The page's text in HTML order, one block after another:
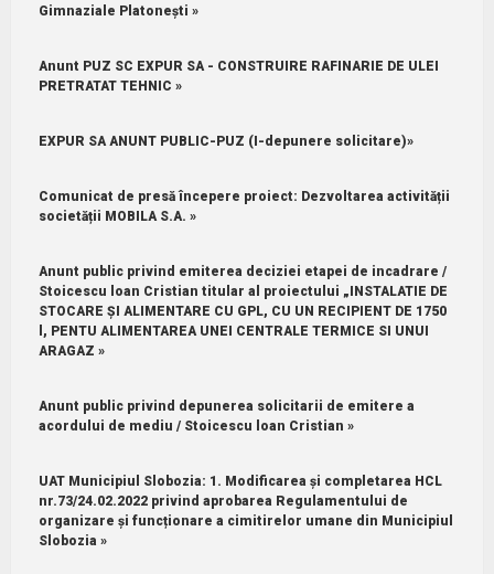
Gimnaziale Platonești »
Anunt PUZ SC EXPUR SA - CONSTRUIRE RAFINARIE DE ULEI
PRETRATAT TEHNIC »
EXPUR SA ANUNT PUBLIC-PUZ (I-depunere solicitare)»
Comunicat de presă începere proiect: Dezvoltarea activității
societății MOBILA S.A. »
Anunt public privind emiterea deciziei etapei de incadrare /
Stoicescu loan Cristian titular al proiectului „INSTALATIE DE
STOCARE ȘI ALIMENTARE CU GPL, CU UN RECIPIENT DE 1750
l, PENTU ALIMENTAREA UNEI CENTRALE TERMICE SI UNUI
ARAGAZ »
Anunt public privind depunerea solicitarii de emitere a
acordului de mediu / Stoicescu loan Cristian »
UAT Municipiul Slobozia: 1.⁠ ⁠Modificarea și completarea HCL
nr.73/24.02.2022 privind aprobarea Regulamentului de
organizare și funcționare a cimitirelor umane din Municipiul
Slobozia »